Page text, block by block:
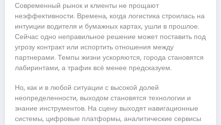
Современный рынок и клиенты не прощают
неэффективности. Времена, когда логистика строилась на
интуиции водителя и бумажных картах, ушли в прошлое.
Сейчас одно неправильное решение может поставить под
угрозу контракт или испортить отношения между
партнерами. Темпы жизни ускоряются, города становятся
лабиринтами, а трафик всё менее предсказуем.
Но, как и в любой ситуации с высокой долей
неопределенности, выходом становятся технологии и
знание инструментов. На сцену выходят навигационные
системы, цифровые платформы, аналитические сервисы